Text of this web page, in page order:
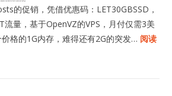
的促销，凭借优惠码：LET30GBSSD，
流量，基于OpenVZ的VPS，月付仅需3美
格的1G内存，难得还有2G的突发… 阅读